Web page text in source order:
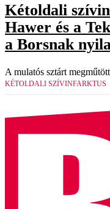
Kétoldali
Hawer és a
a Borsnak
A mulatós sztárt
KÉTOLDALI SZÍVINFARKTUS